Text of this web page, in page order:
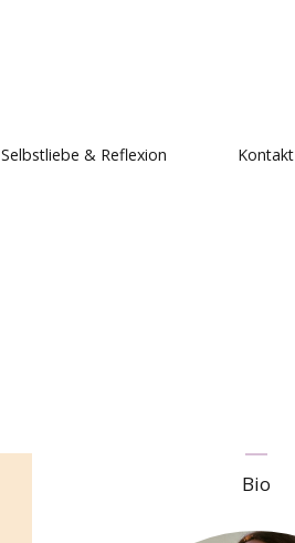
Selbstliebe & Reflexion Kontakt
Bio